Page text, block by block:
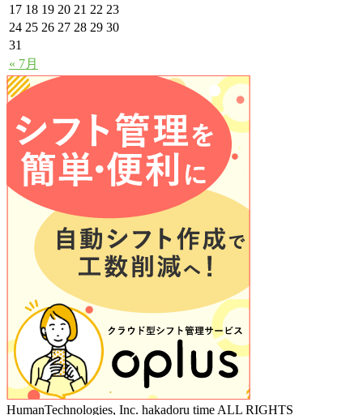
« 7月
17 18 19 20 21 22 23
24 25 26 27 28 29 30
31
HumanTechnologies, Inc. hakadoru time ALL RIGHTS